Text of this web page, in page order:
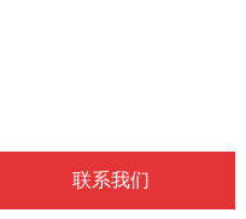
联系我们